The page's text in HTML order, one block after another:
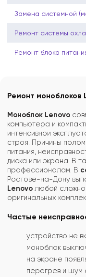
Замена системной
Ремонт системы
Ремонт блока
Ремонт
Моноблок Lenovo
компьютера и
интенсивной
строя. Причины
питания,
диска или экрана. В
профессионалам. В
Ростове-на-Дону
Lenovo любой
оригинальных
Частые
устройство не
моноблок
на экране
перегрев и шум